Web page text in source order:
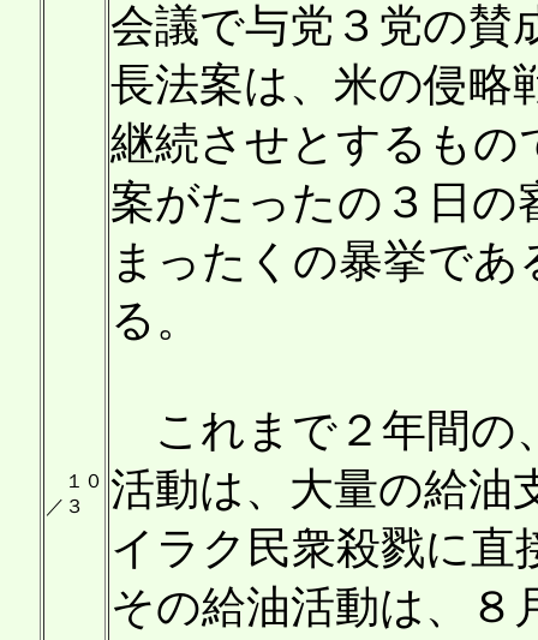
１０
／３
会議で与党３党の賛
長法案は、米の侵略
継続させとするもの
案がたったの３日の
まったくの暴挙で
る。
これまで２年間の
活動は、大量の給油
イラク民衆殺戮に直
その給油活動は、８